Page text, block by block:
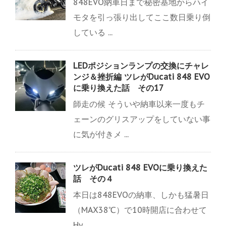
848EVO納車日まで秘密基地からハイ
モタを引っ張り出してここ数日乗り倒
している ...
LEDポジションランプの交換にチャレ
ンジ＆挫折編 ツレがDucati 848 EVO
に乗り換えた話 その17
師走の候 そういや納車以来一度もチ
ェーンのグリスアップをしていない事
に気が付きメ ...
ツレがDucati 848 EVOに乗り換えた
話 その４
本日は848EVOの納車、しかも猛暑日
（MAX38℃）で10時開店に合わせて